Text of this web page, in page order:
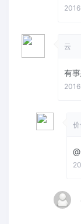
云
有